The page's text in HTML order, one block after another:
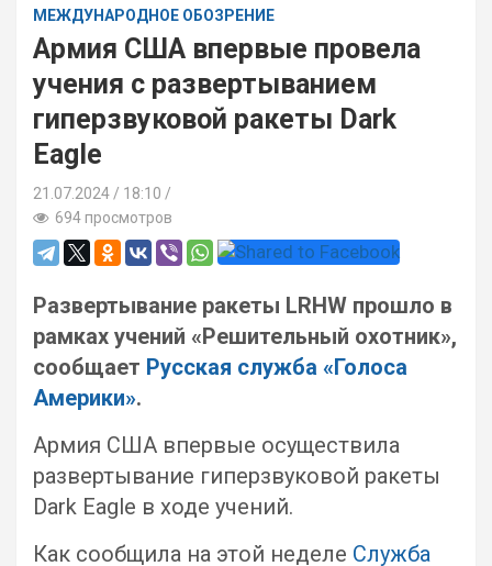
МЕЖДУНАРОДНОЕ ОБОЗРЕНИЕ
Армия США впервые провела
учения с развертыванием
гиперзвуковой ракеты Dark
Eagle
21.07.2024
18:10 /
694 просмотров
Развертывание ракеты LRHW прошло в
рамках учений «Решительный охотник»,
сообщает Русская служба «Голоса
Америки».
Армия США впервые осуществила
развертывание гиперзвуковой ракеты
Dark Eagle в ходе учений.
Как сообщила на этой неделе Служба